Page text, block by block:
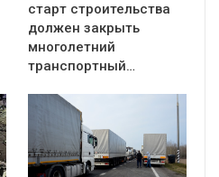
старт строительства
должен закрыть
многолетний
транспортный…